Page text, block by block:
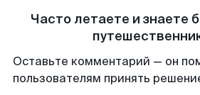
Часто летаете и знаете
Оставьте комментарий — он
пользователям принять